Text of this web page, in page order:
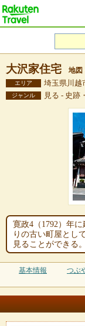
大沢家住宅 地図
エリア 埼玉県川越
ジャンル 見る - 史跡
寛政4（1792）年
りの古い町屋とし
見ることができる。
基本情報 つぶ